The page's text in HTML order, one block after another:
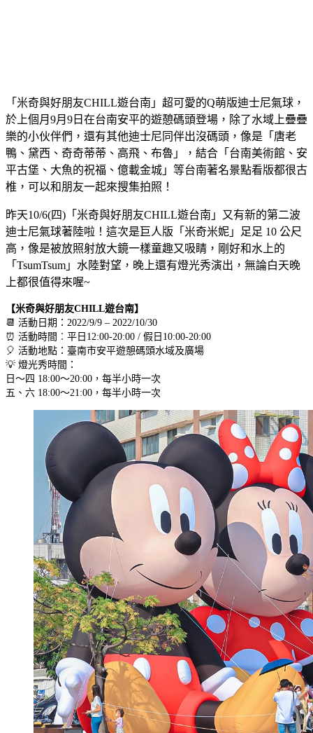
「米奇與好朋友CHILL遊台南」超可愛的Q萌版迪士尼氣球，
於上個月9月9日在台南安平的遊憩碼頭登場，除了水域上疊疊
樂的小伙伴們，還有其他迪士尼同伴出沒碼頭，像是「唐老
鴨、黛西、奇奇蒂蒂、高飛、布魯」，結合「台南美術館、安
平古堡、大魚的祝福、億載金城」等台南著名景點看版都很古
椎，可以和朋友一起來搜集拍照！
昨天10/6(四)「米奇與好朋友CHILL遊台南」又有新的第二波
迪士尼氣球著陸啦！這次是巨人版「米奇米妮」足足 10 公尺
高，像是被放照射放大鏡一樣童趣又吸睛，剛好和水上的
「TsumTsum」水陸對望，晚上還有燈光秀演出，無論白天晚
上都很值得來喔~
【米奇與好朋友CHILL遊台南】
📆 活動日期：2022/9/9 – 2022/10/30
⏰ 活動時間︰平日12:00-20:00 / 假日10:00-20:00
🎈 活動地點：臺南市安平遊憩碼頭水域及廣場
💡 燈光秀時間：
日～四 18:00～20:00，每半小時一次
五、六 18:00～21:00，每半小時一次